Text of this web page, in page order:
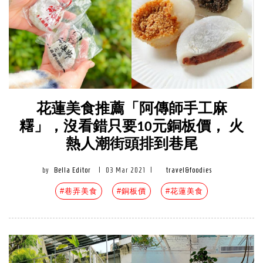
花蓮美食推薦「阿傳師手工麻
糬」，沒看錯只要10元銅板價， 火
熱人潮街頭排到巷尾
by Bella Editor 03 Mar 2021 travel&foodies
#巷弄美食 #銅板價 #花蓮美食